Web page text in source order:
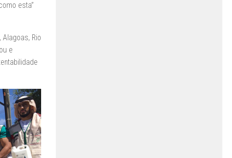
esta”
Rio
e